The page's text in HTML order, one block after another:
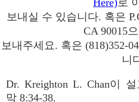
Here)로
보내실 수 있습니다. 혹은
CA 90015
보내주세요. 혹은 (818)352-
니
Dr. Kreighton L. Chan이
막 8:34-38.